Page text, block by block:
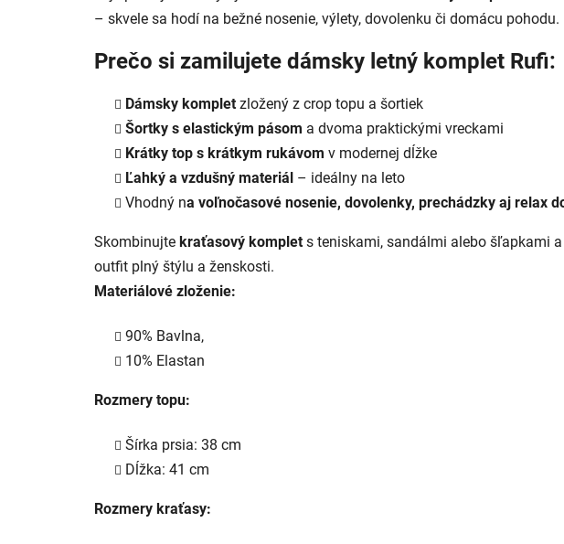
– skvele sa hodí na bežné nosenie, výlety, dovolenku či domácu pohodu.
Prečo si zamilujete dámsky letný komplet Rufi:
Dámsky komplet zložený z crop topu a šortiek
Šortky s elastickým pásom a dvoma praktickými vreckami
Krátky top s krátkym rukávom v modernej dĺžke
Ľahký a vzdušný materiál – ideálny na leto
Vhodný na voľnočasové nosenie, dovolenky, prechádzky aj relax
Skombinujte kraťasový komplet s teniskami, sandálmi alebo šľapkami
outfit plný štýlu a ženskosti.
Materiálové zloženie:
90% Bavlna,
10% Elastan
Rozmery topu:
Šírka prsia: 38 cm
Dĺžka: 41 cm
Rozmery kraťasy: